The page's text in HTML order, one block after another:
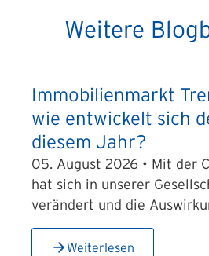
Weitere
Immobilienmarkt
wie entwickelt sich
diesem Jahr?
05. August 2026 • Mit der
hat sich in unserer
verändert und die
Weiterlesen